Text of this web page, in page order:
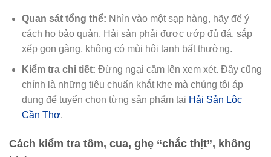
Quan sát tổng thể: Nhìn vào một sạp hàng, hãy để ý
cách họ bảo quản. Hải sản phải được ướp đủ đá, sắp
xếp gọn gàng, không có mùi hôi tanh bất thường.
Kiểm tra chi tiết: Đừng ngại cầm lên xem xét. Đây cũng
chính là những tiêu chuẩn khắt khe mà chúng tôi áp
dụng để tuyển chọn từng sản phẩm tại Hải Sản Lộc
Cần Thơ.
Cách kiểm tra tôm, cua, ghẹ “chắc thịt”, không